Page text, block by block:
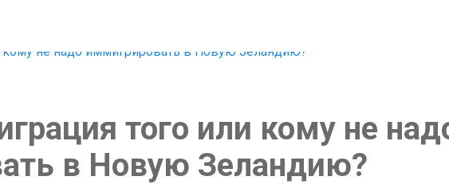
того или кому не
в Новую Зеландию?